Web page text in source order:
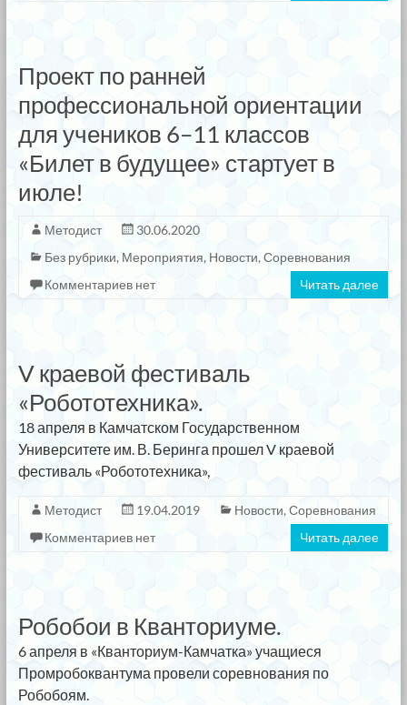
Проект по ранней
профессиональной ориентации
для учеников 6–11 классов
«Билет в будущее» стартует в
июле!
Методист
30.06.2020
Без рубрики, Мероприятия, Новости, Соревнования
Комментариев нет
Читать далее
V краевой фестиваль
«Робототехника».
18 апреля в Камчатском Государственном
Университете им. В. Беринга прошел V краевой
фестиваль «Робототехника»,
Методист 19.04.2019 Новости, Соревнования
Комментариев нет
Читать далее
Робобои в Кванториуме.
6 апреля в «Кванториум-Камчатка» учащиеся
Промробоквантума провели соревнования по
Робобоям.